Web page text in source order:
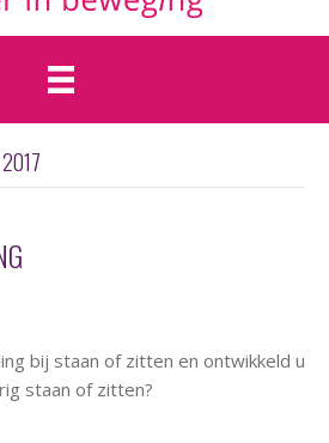
bij staan of zitten en ontwikkeld u
staan of zitten?